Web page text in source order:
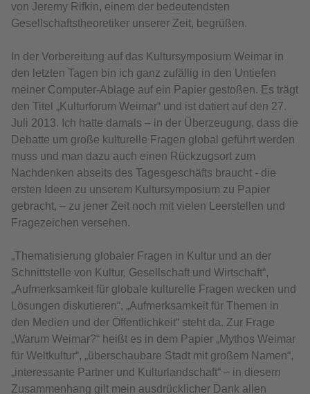
von Jeremy Rifkin, einem der bedeutendsten
Gesellschaftstheoretiker unserer Zeit, begrüßen.
In der Vorbereitung auf das Kultursymposium Weimar in
den letzten Tagen bin ich ganz zufällig in den Untiefen
meiner Computer-Ablage auf ein Papier gestoßen. Es trägt
den Titel „Kulturforum Weimar“ und ist datiert auf den 27.
Juli 2013. Ich hatte damals – in der Überzeugung, dass die
Debatte um große kulturelle Fragen global geführt werden
muss und man dazu auch einen Rückzugsort zum
Nachdenken abseits des Tagesgeschäfts braucht - die
ersten Ideen zu unserem Kultursymposium zu Papier
gebracht, – zu jener Zeit noch mit vielen Leerstellen und
Fragezeichen versehen.
„Thematisierung globaler Fragen in Kultur und an der
Schnittstelle von Kultur, Gesellschaft und Wirtschaft“,
„Aufmerksamkeit für globale kulturelle Fragen wecken und
Lösungen diskutieren“, „Aufmerksamkeit für Themen in
den Medien und der Öffentlichkeit“ steht da. Zur Frage
„Warum Weimar?“ heißt es in dem Papier „Mythos Weimar
für Weltkultur“, „überschaubare Stadt mit großem Namen“,
„interessante Partner und Kulturlandschaft“ – in diesem
Zusammenhang gilt mein ausdrücklicher Dank allen